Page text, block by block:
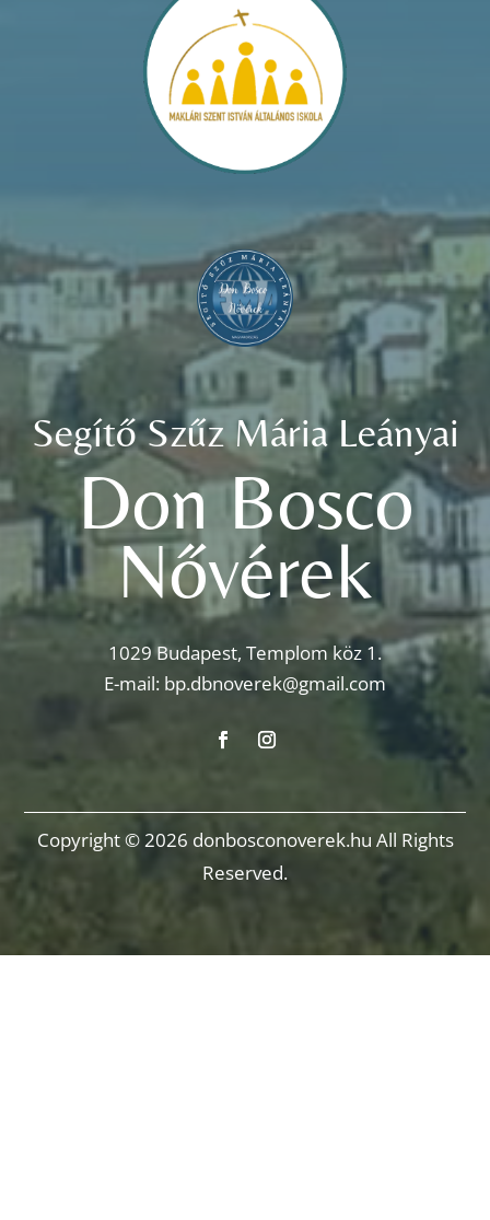
Segítő Szűz Mária Leányai
Don Bosco
Nővérek
1029 Budapest, Templom köz 1.
E-mail: bp.dbnoverek@gmail.com
Copyright © 2026 donbosconoverek.hu All Rights
Reserved.